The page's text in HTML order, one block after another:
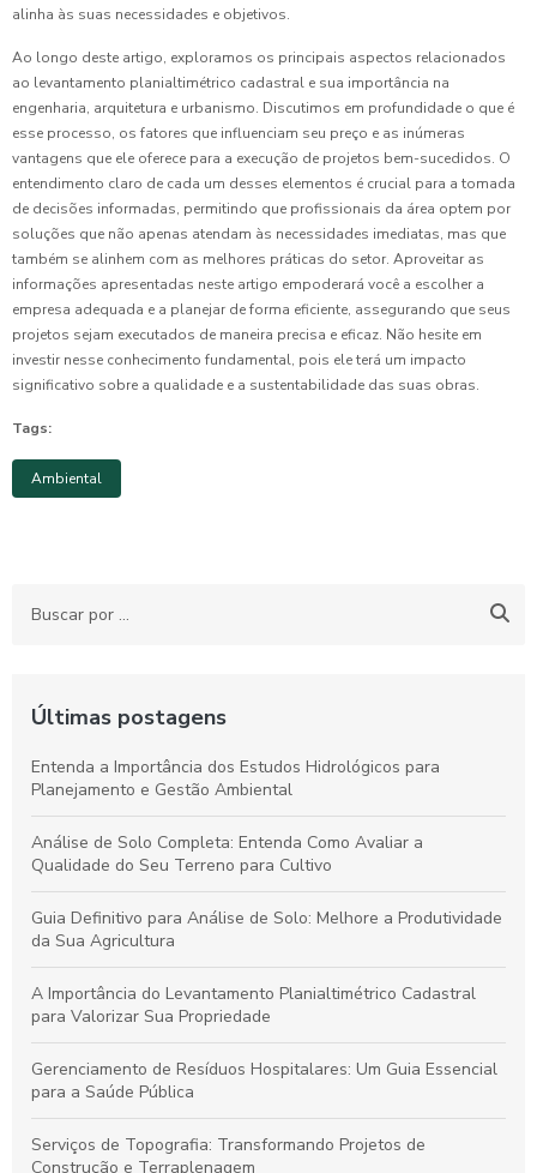
alinha às suas necessidades e objetivos.
Ao longo deste artigo, exploramos os principais aspectos relacionados
ao levantamento planialtimétrico cadastral e sua importância na
engenharia, arquitetura e urbanismo. Discutimos em profundidade o que é
esse processo, os fatores que influenciam seu preço e as inúmeras
vantagens que ele oferece para a execução de projetos bem-sucedidos. O
entendimento claro de cada um desses elementos é crucial para a tomada
de decisões informadas, permitindo que profissionais da área optem por
soluções que não apenas atendam às necessidades imediatas, mas que
também se alinhem com as melhores práticas do setor. Aproveitar as
informações apresentadas neste artigo empoderará você a escolher a
empresa adequada e a planejar de forma eficiente, assegurando que seus
projetos sejam executados de maneira precisa e eficaz. Não hesite em
investir nesse conhecimento fundamental, pois ele terá um impacto
significativo sobre a qualidade e a sustentabilidade das suas obras.
Tags:
Ambiental
Últimas postagens
Entenda a Importância dos Estudos Hidrológicos para
Planejamento e Gestão Ambiental
Análise de Solo Completa: Entenda Como Avaliar a
Qualidade do Seu Terreno para Cultivo
Guia Definitivo para Análise de Solo: Melhore a Produtividade
da Sua Agricultura
A Importância do Levantamento Planialtimétrico Cadastral
para Valorizar Sua Propriedade
Gerenciamento de Resíduos Hospitalares: Um Guia Essencial
para a Saúde Pública
Serviços de Topografia: Transformando Projetos de
Construção e Terraplenagem